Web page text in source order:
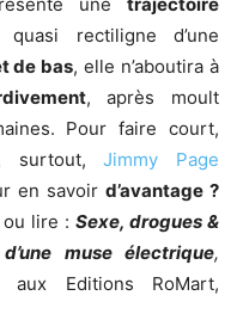
unetrajectoire
rectiligne d’une
de bas, elle n’aboutira à
, après moult
Pour faire court,
surtout,Jimmy Page
en savoir d’avantage ?
ou lire : Sexe, drogues &
d’une muse électrique,
Editions RoMart,